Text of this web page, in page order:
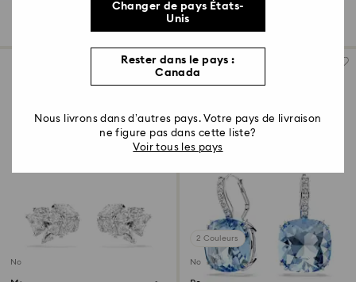
Nouveau
2 Couleurs
Nouveau
Changer de pays États-
Unis
Rester dans le pays :
Canada
Nous livrons dans d’autres pays. Votre pays de livraison
ne figure pas dans cette liste?
Voir tous les pays